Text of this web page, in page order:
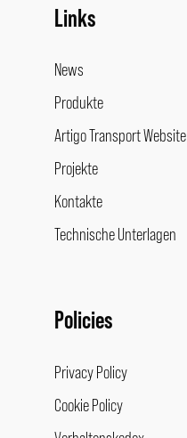
Links
News
Produkte
Artigo Transport Website
Projekte
Kontakte
Technische Unterlagen
Policies
Privacy Policy
Cookie Policy